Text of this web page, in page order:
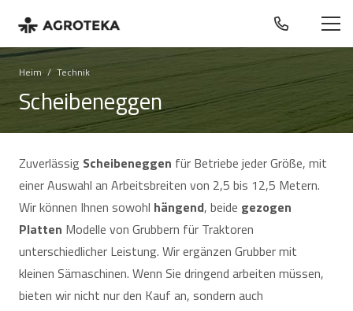
Heim / Technik
Scheibeneggen
Zuverlässig Scheibeneggen für Betriebe jeder Größe, mit
einer Auswahl an Arbeitsbreiten von 2,5 bis 12,5 Metern.
Wir können Ihnen sowohl hängend, beide gezogen
Platten Modelle von Grubbern für Traktoren
unterschiedlicher Leistung. Wir ergänzen Grubber mit
kleinen Sämaschinen. Wenn Sie dringend arbeiten müssen,
bieten wir nicht nur den Kauf an, sondern auch